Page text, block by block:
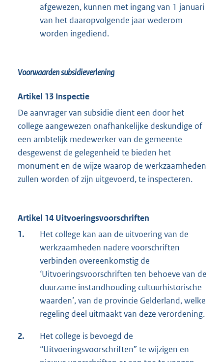
afgewezen, kunnen met ingang van 1 januari
van het daaropvolgende jaar wederom
worden ingediend.
Voorwaarden subsidieverlening
Artikel 13 Inspectie
De aanvrager van subsidie dient een door het
college aangewezen onafhankelijke deskundige of
een ambtelijk medewerker van de gemeente
desgewenst de gelegenheid te bieden het
monument en de wijze waarop de werkzaamheden
zullen worden of zijn uitgevoerd, te inspecteren.
Artikel 14 Uitvoeringsvoorschriften
1.
Het college kan aan de uitvoering van de
werkzaamheden nadere voorschriften
verbinden overeenkomstig de
‘Uitvoeringsvoorschriften ten behoeve van de
duurzame instandhouding cultuurhistorische
waarden’, van de provincie Gelderland, welke
regeling deel uitmaakt van deze verordening.
2.
Het college is bevoegd de
“Uitvoeringsvoorschriften” te wijzigen en